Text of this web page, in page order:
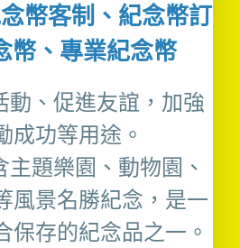
幣客制、紀念幣訂
幣、專業紀念幣
動、促進友誼，加強
成功等用途。
題樂園、動物園、
風景名勝紀念，是一
保存的紀念品之一。